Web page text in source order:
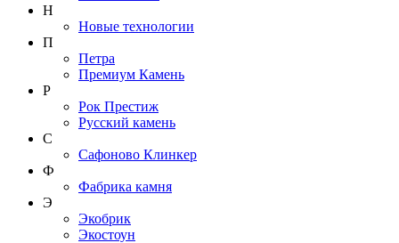
Н
Новые технологии
П
Петра
Премиум Камень
Р
Рок Престиж
Русский камень
С
Сафоново Клинкер
Ф
Фабрика камня
Э
Экобрик
Экостоун